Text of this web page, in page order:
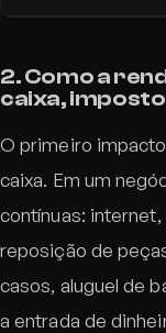
2. Como a
caixa,
O primeiro
caixa. Em um
contínuas:
reposição de
casos, aluguel de
a entrada de